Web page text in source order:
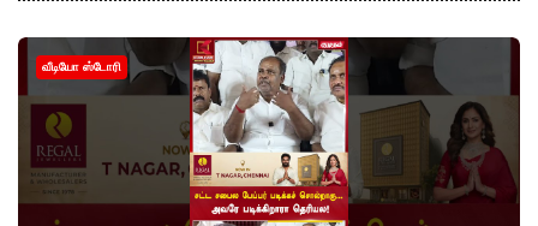
வீடியோ ஸ்டோரி